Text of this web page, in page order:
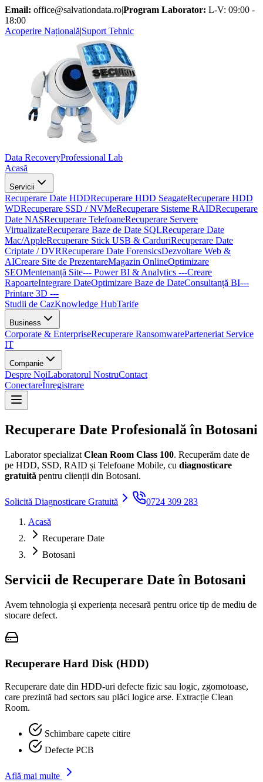
Email: office@salvationdata.ro|Program Laborator: L-V: 09:00 -
18:00
Acoperire Națională|Suport Tehnic
Data RecoveryProfessional Lab
Acasă
Servicii
Recuperare Date HDDRecuperare HDD SeagateRecuperare HDD
WDRecuperare SSD / NVMeRecuperare Sisteme RAIDRecuperare
Date NASRecuperare TelefoaneRecuperare Servere
VirtualizateRecuperare Baze de Date SQLRecuperare Date
Mac/AppleRecuperare Stick USB & CarduriRecuperare Date
Criptate / DVRRecuperare Date ForensicsDezvoltare Web &
AICreare Site de PrezentareMagazin OnlineOptimizare
SEOMentenanță Site--- Power BI & Analytics ---Creare
RapoarteIntegrare DateOptimizare Baze de DateConsultanță BI---
Printare 3D ---
Studii de CazKnowledge HubTarife
Business
Corporate & EnterpriseRecuperare RansomwareParteneriat Service
IT
Companie
Despre NoiLaboratorul NostruContact
ConectareÎnregistrare
Recuperare Date Profesională în Botosani
Laborator specializat Clean Room Class 100. Recuperăm date de
pe HDD, SSD, RAID și Telefoane Mobile, cu diagnosticare
gratuită pentru clienții din Botosani.
Solicită Diagnosticare Gratuită
0724 309 283
Acasă
Recuperare Date
Botosani
Servicii de Recuperare Date în Botosani
Avem tehnologia și experiența necesară pentru orice tip de mediu de
stocare defect.
Recuperare Hard Disk (HDD)
Recuperare date din HDD-uri defecte fizic sau logic, zgomotoase,
care prezintă bad sectors sau plăci logice arse. Extracție Clean
Room.
Schimbare capete citire
Defecte PCB
Află mai multe